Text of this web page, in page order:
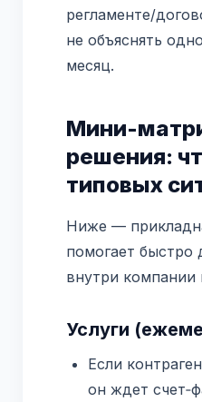
регламенте/
не объяснять
месяц.
Мини-
решения:
типовых
Ниже —
помогает быстро
внутри компании
Услуги
Если
он ждет